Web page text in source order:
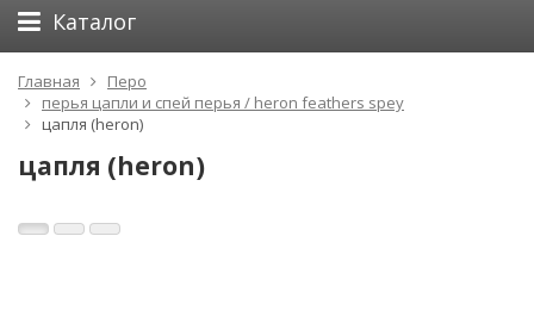
Каталог
Главная
Перо
перья цапли и спей перья / heron feathers spey
цапля (heron)
цапля (heron)